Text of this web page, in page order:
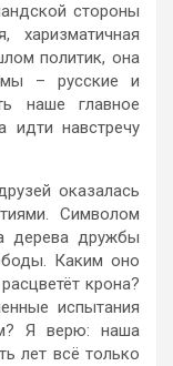
стороны
харизматичная
политик, она
– русские и
наше главное
идти навстречу
оказалась
Символом
дерева дружбы
Каким оно
крона?
испытания
Я верю: наша
лет всё только